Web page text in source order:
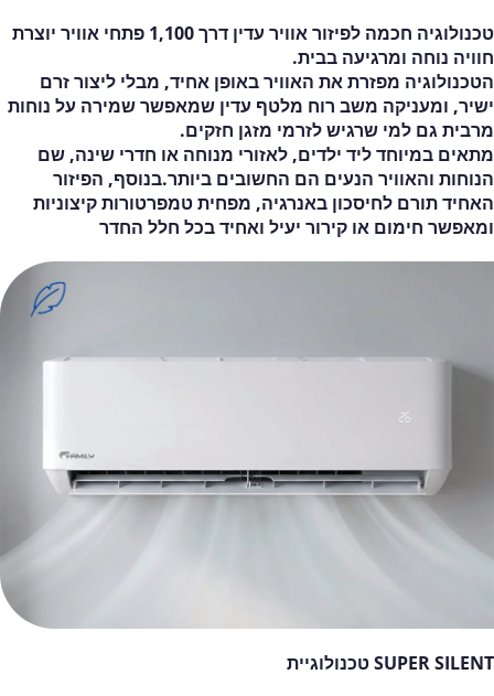
טכנולוגיה חכמה לפיזור אוויר עדין דרך 1,100 פתחי אוויר יוצרת
חוויה נוחה ומרגיעה בבית.
הטכנולוגיה מפזרת את האוויר באופן אחיד, מבלי ליצור זרם
ישיר, ומעניקה משב רוח מלטף עדין שמאפשר שמירה על נוחות
מרבית גם למי שרגיש לזרמי מזגן חזקים.
מתאים במיוחד ליד ילדים, לאזורי מנוחה או חדרי שינה, שם
הנוחות והאוויר הנעים הם החשובים ביותר.בנוסף, הפיזור
האחיד תורם לחיסכון באנרגיה, מפחית טמפרטורות קיצוניות
ומאפשר חימום או קירור יעיל ואחיד בכל חלל החדר
SUPER SILENT טכנולוגיית